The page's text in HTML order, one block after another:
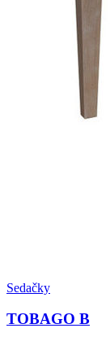
Sedačky
TOBAGO B